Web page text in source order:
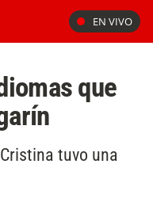
EN VIVO
que
tuvo una